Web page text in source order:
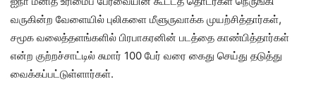
வருகின்ற வேளையில் புலிகளை மீளுருவாக்க முயற்சித்தார்கள்,
சமூக வலைத்தளங்களில் பிரபாகரனின் படத்தை காண்பித்தார்கள்
என்ற குற்றச்சாட்டில் சுமார் 100 பேர் வரை கைது செய்து தடுத்து
வைக்கப்பட்டுள்ளார்கள்.